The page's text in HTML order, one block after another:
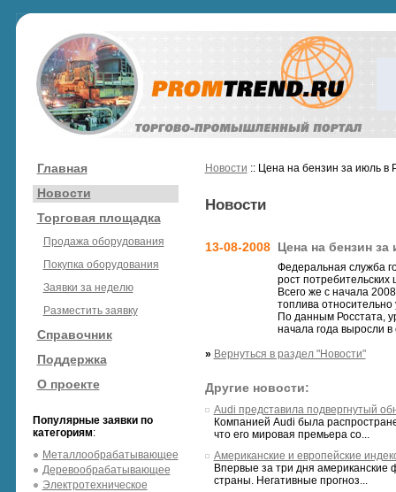
Главная
Новости
Торговая площадка
Продажа оборудования
Покупка оборудования
Заявки за неделю
Разместить заявку
Справочник
Поддержка
О проекте
Популярные заявки по
категориям:
Металлообрабатывающее
Деревообрабатывающее
Электротехническое
Новости :: Цена на бензин за июль в
Новости
13-08-2008 Цена на бензин
Федеральная служба
рост потребительских
Всего же с начала
топлива
По данным Росстата,
начала года выросли в
» Вернуться в раздел "Новости"
Другие новости:
Audi представила подвергнутый
Компанией Audi была
что его мировая премьера со...
Американские и европейские
Впервые за три дня американские
страны. Негативные прогноз...